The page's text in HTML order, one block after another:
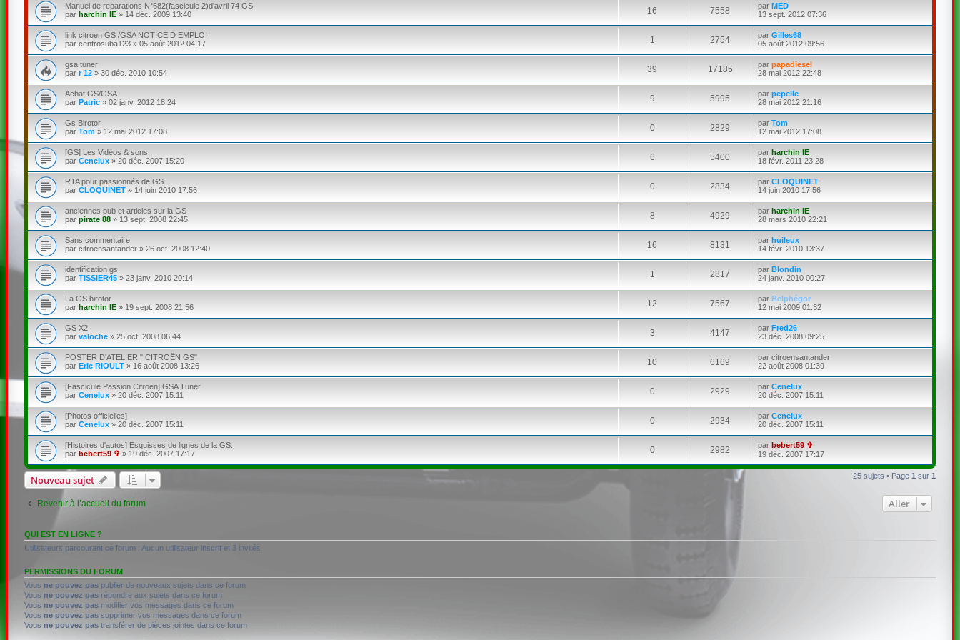
Manuel de reparations N°682(fascicule 2)d'avril 74 GS
par harchin IE» 14 déc. 2009 13:40 16 7558 parMED
13 sept. 2012 07:36
link citroen GS /GSA NOTICE D EMPLOI
par centrosuba123» 05 août 2012 04:17 1 2754 parGilles68
05 août 2012 09:56
gsa tuner
par r 12» 30 déc. 2010 10:54 39 17185 parpapadiesel
28 mai 2012 22:48
Achat GS/GSA
par Patric» 02 janv. 2012 18:24 9 5995 parpepelle
28 mai 2012 21:16
Gs Birotor
par Tom » 12 mai 2012 17:08 0 2829 parTom
12 mai 2012 17:08
[GS] Les Vidéos & sons
par Cenelux» 20 déc. 2007 15:20 6 5400 parharchin IE
18 févr. 2011 23:28
RTA pour passionnés de GS
par CLOQUINET» 14 juin 2010 17:56 0 2834 parCLOQUINET
14 juin 2010 17:56
anciennes pub et articles sur la GS
par pirate 88» 13 sept. 2008 22:45 8 4929 parharchin IE
28 mars 2010 22:21
Sans commentaire
par citroensantander» 26 oct. 2008 12:40 16 8131 parhuileux
14 févr. 2010 13:37
identification gs
par TISSIER45» 23 janv. 2010 20:14 1 2817 parBlondin
24 janv. 2010 00:27
La GS birotor
par harchin IE» 19 sept. 2008 21:56 12 7567 par Belphégor
12 mai 2009 01:32
GS X2
par valoche» 25 oct. 2008 06:44 3 4147 parFred26
23 déc. 2008 09:25
POSTER D'ATELIER " CITROËN GS"
par Eric RIOULT» 16 août 2008 13:26 10 6169 parcitroensantander
22 août 2008 01:39
[Fascicule Passion Citroën] GSA Tuner
par Cenelux» 20 déc. 2007 15:11 0 2929 parCenelux
20 déc. 2007 15:11
[Photos officielles]
par Cenelux» 20 déc. 2007 15:11 0 2934 parCenelux
20 déc. 2007 15:11
[Histoires d'autos] Esquisses de lignes de la GS.
par bebert59 ✞ » 19 déc. 2007 17:17 0 2982 parbebert59 ✞
19 déc. 2007 17:17
Nouveau sujet 25 sujets • Page1 sur1
Revenir à l’accueil du forum Aller
QUI EST EN LIGNE ?
Utilisateurs parcourant ce forum : Aucun utilisateur inscrit et 3 invités
PERMISSIONS DU FORUM
Vous ne pouvez paspublier de nouveaux sujets dans ce forum
Vous ne pouvez pasrépondre aux sujets dans ce forum
Vous ne pouvez pasmodifier vos messages dans ce forum
Vous ne pouvez passupprimer vos messages dans ce forum
Vous ne pouvez pastransférer de pièces jointes dans ce forum